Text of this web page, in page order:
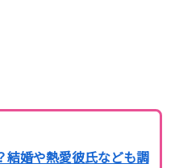
結婚や熱愛彼氏なども調